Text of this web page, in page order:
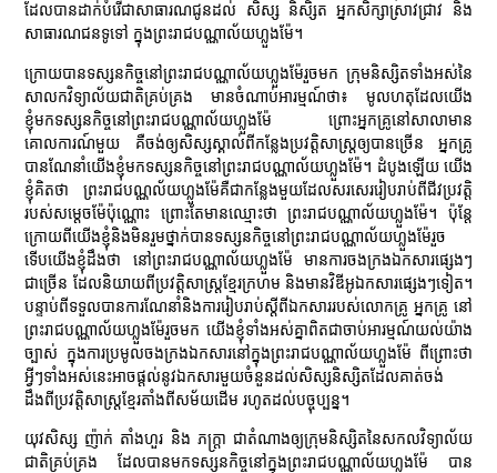
ដែលបានដាក់បំរើជាសាធារណជូនដល់ សិស្ស និសិ្សត អ្នកសិក្សាស្រាវជ្រាវ និង
សាធារណជនទូទៅ ក្នុងព្រះរាជបណ្ណាល័យហ្លួងម៉ែ។
ក្រោយបានទស្សនកិច្ចនៅព្រះរាជបណ្ណាល័យហ្លួងម៉ែរួចមក ក្រុមនិស្សិតទាំងអស់នៃ
សាលកវិទ្យាល័យជាតិគ្រប់គ្រង មានចំណាប់អារម្មណ៍ថា៖ មូលហតុដែលយើង
ខ្ញុំមកទស្សនកិច្ចនៅព្រះរាជបណ្ណាល័យហ្លួងម៉ែ ព្រោះអ្នកគ្រូនៅសាលាមាន
គោលការណ៍មួយ គឺចង់ឲ្យសិស្សស្គាល់ពីកន្លែងប្រវត្តិសាស្រ្តឲ្យបានច្រើន អ្នកគ្រូ
បានណែនាំយើងខ្ញុំមកទស្សនកិច្ចនៅព្រះរាជបណ្ណាល័យហ្លួងម៉ែ។ ដំបូងឡើយ យើង
ខ្ញុំគិតថា ព្រះរាជបណ្ណល័យហ្លួងម៉ែគឺជាកន្លែងមួយដែលសរសេររៀបរាប់ពីជីវប្រវត្តិ
របស់សម្ដេចម៉ែប៉ុណ្ណោះ ព្រោះតែមានឈ្មោះថា ព្រះរាជបណ្ណាល័យហ្លួងម៉ែ។ ប៉ុន្តែ
ក្រោយពីយើងខ្ញុំនិងមិនរួមថ្នាក់បានទស្សនកិច្ចនៅព្រះរាជបណ្ណាល័យហ្លួងម៉ែរួច
ទើបយើងខ្ញុំដឹងថា នៅព្រះរាជបណ្ណាល័យហ្លួងម៉ែ មានការចងក្រងឯកសារផ្សេងៗ
ជាច្រើន ដែលនិយាយពីប្រវត្តិសាស្រ្តខ្មែរក្រហម និងមានវិឌីអូឯកសារផ្សេងៗទៀត។
បន្ទាប់ពីទទួលបានការណែនាំនិងការរៀបរាប់ស្តីពីឯកសាររបស់លោកគ្រូ អ្នកគ្រូ នៅ
ព្រះរាជបណ្ណាល័យហ្លួងម៉ែរួចមក យើងខ្ញុំទាំងអស់គ្នាពិតជាចាប់អារម្មណ៍យល់យ៉ាង
ច្បាស់ ក្នុងការប្រមូលចងក្រងឯកសារនៅក្នុងព្រះរាជបណ្ណាល័យហ្លួងម៉ែ ពីព្រោះថា
អ្វីៗទាំងអស់នេះអាចផ្ដល់នូវឯកសារមួយចំនួនដល់សិស្សនិស្សិតដែលគាត់ចង់
ដឹងពីប្រវត្តិសាស្រ្តខ្មែរតាំងពីសម័យដើម រហូតដល់បច្ចុប្បន្ន។
យុវសិស្ស ញ៉ាក់ តាំងហួរ និង ភក្រ្តា ជាតំណាងឲ្យក្រុមនិស្សិតនៃសកលវិទ្យាល័យ
ជាតិគ្រប់គ្រង ដែលបានមកទស្សនកិច្ចនៅក្នុងព្រះរាជបណ្ណាល័យហ្លួងម៉ែ បាន